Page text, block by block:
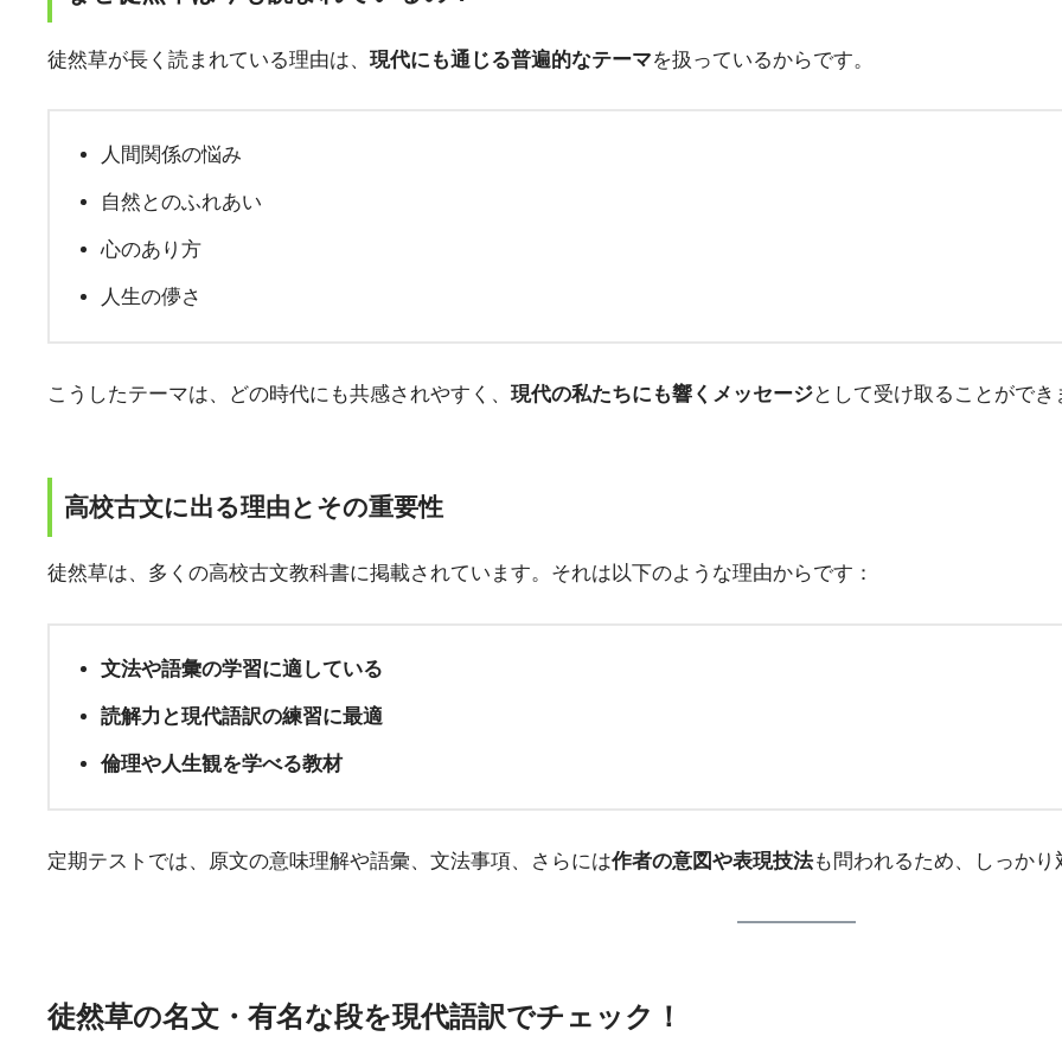
徒然草が長く読まれている理由は、 現代にも通じる普遍的なテーマを扱っているからです。
人間関係の悩み
自然とのふれあい
心のあり方
人生の儚さ
こうしたテーマは、どの時代にも共感されやすく、 現代の私たちにも響くメッセージとして受け取ることができ
高校古文に出る理由とその重要性
徒然草は、多くの高校古文教科書に掲載されています。それは以下のような理由からです：
文法や語彙の学習に適している
読解力と現代語訳の練習に最適
倫理や人生観を学べる教材
定期テストでは、原文の意味理解や語彙、文法事項、さらには作者の意図や表現技法も問われるため、しっか
徒然草の名文・有名な段を現代語訳でチェック！